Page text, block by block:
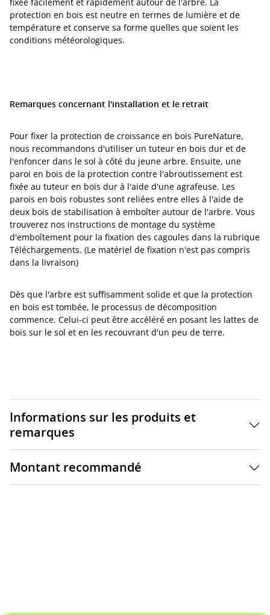
protection en bois est neutre en termes de lumière et de
température et conserve sa forme quelles que soient les
conditions météorologiques.
Remarques concernant l'installation et le retrait
Pour fixer la protection de croissance en bois PureNature,
nous recommandons d'utiliser un tuteur en bois dur et de
l'enfoncer dans le sol à côté du jeune arbre. Ensuite, une
paroi en bois de la protection contre l'abroutissement est
fixée au tuteur en bois dur à l'aide d'une agrafeuse. Les
parois en bois robustes sont reliées entre elles à l'aide de
deux bois de stabilisation à emboîter autour de l'arbre. Vous
trouverez nos instructions de montage du système
d'emboîtement pour la fixation des cagoules dans la rubrique
Téléchargements. (Le matériel de fixation n'est pas compris
dans la livraison)
Dès que l'arbre est suffisamment solide et que la protection
en bois est tombée, le processus de décomposition
commence. Celui-ci peut être accéléré en posant les lattes de
bois sur le sol et en les recouvrant d'un peu de terre.
Informations sur les produits et
remarques
Montant recommandé